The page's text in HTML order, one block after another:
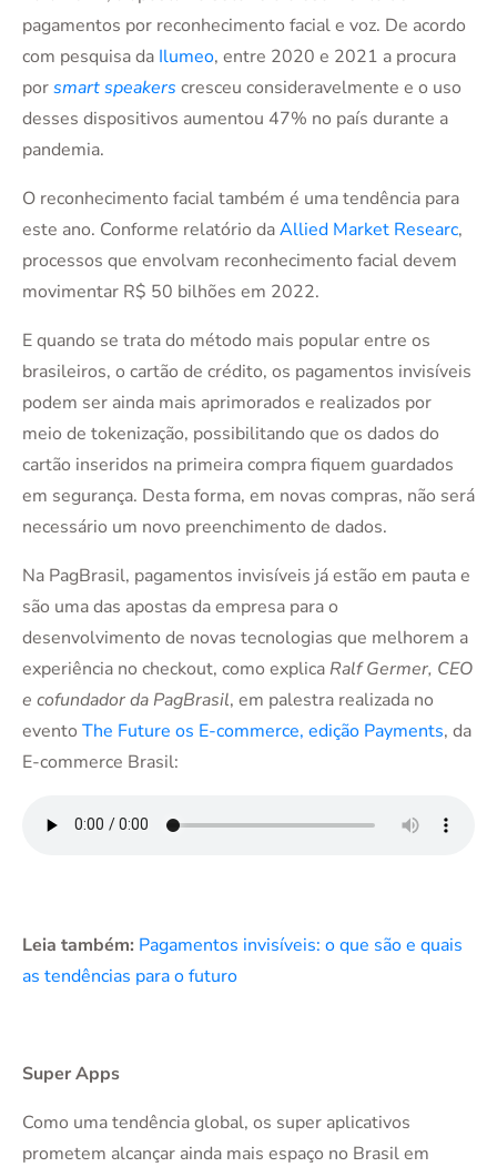
pagamentos por reconhecimento facial e voz. De acordo
com pesquisa da Ilumeo, entre 2020 e 2021 a procura
porsmart speakers cresceu consideravelmente e o uso
desses dispositivos aumentou 47% no país durante a
pandemia.
O reconhecimento facial também é uma tendência para
este ano. Conforme relatório daAllied Market Researc,
processos que envolvam reconhecimento facial devem
movimentar R$ 50 bilhões em 2022.
E quando se trata do método mais popular entre os
brasileiros, o cartão de crédito, os pagamentos invisíveis
podem ser ainda mais aprimorados e realizados por
meio de tokenização, possibilitando que os dados do
cartão inseridos na primeira compra fiquem guardados
em segurança. Desta forma, em novas compras, não será
necessário um novo preenchimento de dados.
Na PagBrasil, pagamentos invisíveis já estão em pauta e
são uma das apostas da empresa para o
desenvolvimento de novas tecnologias que melhorem a
experiência no checkout, como explica Ralf Germer, CEO
e cofundador da PagBrasil, em palestra realizada no
evento The Future os E-commerce, edição Payments, da
E-commerce Brasil:
Leia também: Pagamentos invisíveis: o que são e quais
as tendências para o futuro
Super Apps
Como uma tendência global, os super aplicativos
prometem alcançar ainda mais espaço no Brasil em